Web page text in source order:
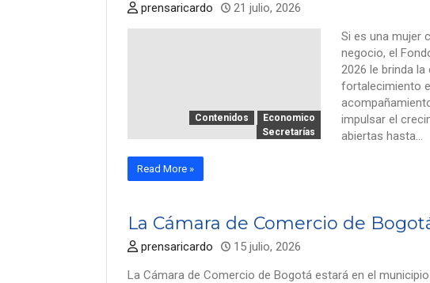
prensaricardo 21 julio, 2026
Contenidos
Economico
Secretarías
Si es una mujer
negocio, el
2026 le brinda
fortalecimiento
impulsar el
abiertas hasta…
Read More »
La Cámara de Comercio de
prensaricardo 15 julio, 2026
La Cámara de Comercio de Bogotá estará en el